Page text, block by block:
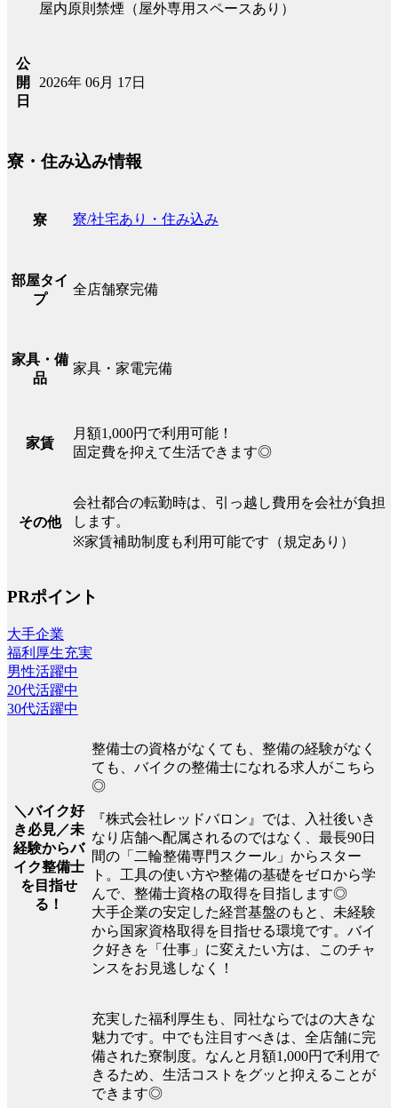
屋内原則禁煙（屋外専用スペースあり）
公
開
日
2026年 06月 17日
寮・住み込み情報
寮 寮/社宅あり・住み込み
部屋タイ
プ
全店舗寮完備
家具・備
品
家具・家電完備
家賃
月額1,000円で利用可能！
固定費を抑えて生活できます◎
その他
会社都合の転勤時は、引っ越し費用を会社が負担
します。
※家賃補助制度も利用可能です（規定あり）
PRポイント
大手企業
福利厚生充実
男性活躍中
20代活躍中
30代活躍中
＼バイク好
き必見／未
経験からバ
イク整備士
を目指せ
る！
整備士の資格がなくても、整備の経験がなく
ても、バイクの整備士になれる求人がこちら
◎
『株式会社レッドバロン』では、入社後いき
なり店舗へ配属されるのではなく、最長90日
間の「二輪整備専門スクール」からスター
ト。工具の使い方や整備の基礎をゼロから学
んで、整備士資格の取得を目指します◎
大手企業の安定した経営基盤のもと、未経験
から国家資格取得を目指せる環境です。バイ
ク好きを「仕事」に変えたい方は、このチャ
ンスをお見逃しなく！
充実した福利厚生も、同社ならではの大きな
魅力です。中でも注目すべきは、全店舗に完
備された寮制度。なんと月額1,000円で利用で
きるため、生活コストをグッと抑えることが
できます◎